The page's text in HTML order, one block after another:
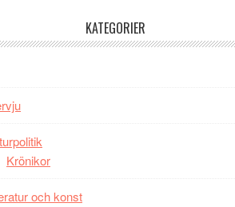
Vem
Mauri?
KATEGORIER
Krönikor
och konst